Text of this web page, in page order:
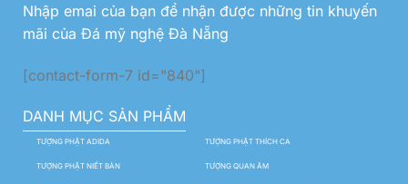
Nhập emai của bạn để nhận được những tin khuyến
mãi của Đá mỹ nghệ Đà Nẵng
[contact-form-7 id="840"]
DANH MỤC SẢN PHẨM
TƯỢNG PHẬT ADIDA TƯỢNG PHẬT THÍCH CA
TƯỢNG PHẬT NIẾT BÀN TƯỢNG QUAN ÂM